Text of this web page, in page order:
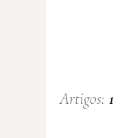
Artigos: 1